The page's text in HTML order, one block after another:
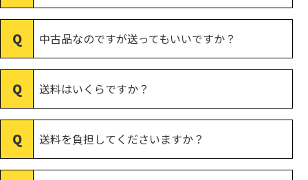
中古品なのですが送ってもいいですか？
送料はいくらですか？
送料を負担してくださいますか？